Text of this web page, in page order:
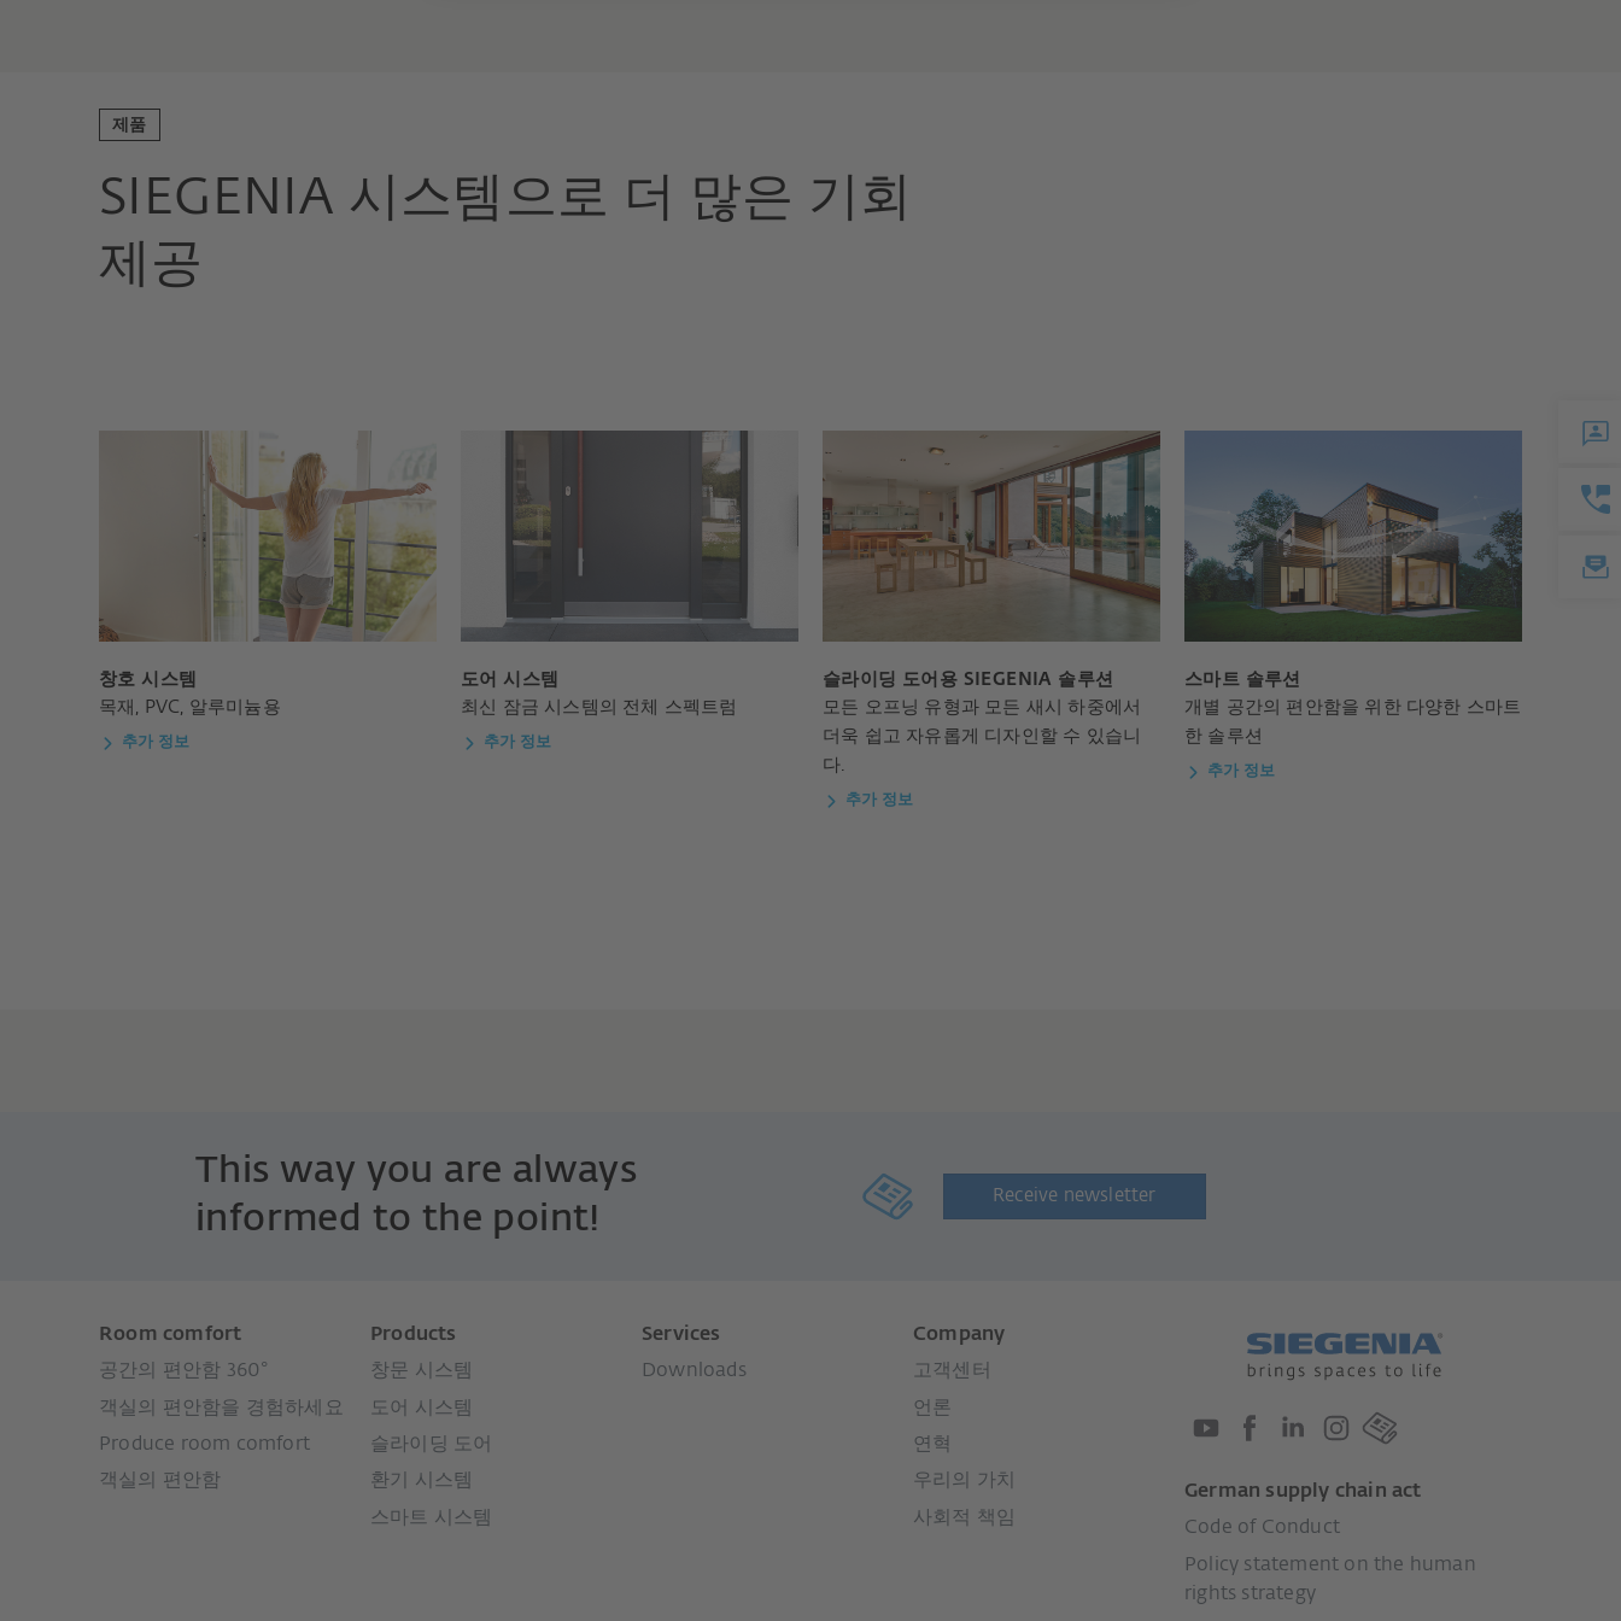
제품
SIEGENIA 시스템으로 더 많은 기회
제공
창호 시스템
목재, PVC, 알루미늄용
추가 정보
도어 시스템
최신 잠금 시스템의 전체 스펙트럼
추가 정보
슬라이딩 도어용 SIEGENIA 솔루션
모든 오프닝 유형과 모든 새시 하중에서
더욱 쉽고 자유롭게 디자인할 수 있습니
다.
추가 정보
스마트 솔루션
개별 공간의 편안함을 위한 다양한 스마트
한 솔루션
추가 정보
This way you are always
informed to the point!
Receive newsletter
Room comfort
공간의 편안함 360°
객실의 편안함을 경험하세요
Produce room comfort
객실의 편안함
Products
창문 시스템
도어 시스템
슬라이딩 도어
환기 시스템
스마트 시스템
Services
Downloads
Company
고객센터
언론
연혁
우리의 가치
사회적 책임
German supply chain act
Code of Conduct
Policy statement on the human
rights strategy